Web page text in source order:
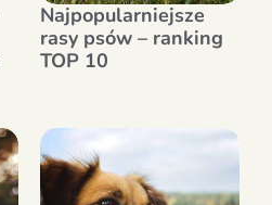
Najpopularniejsze
rasy psów – ranking
TOP 10